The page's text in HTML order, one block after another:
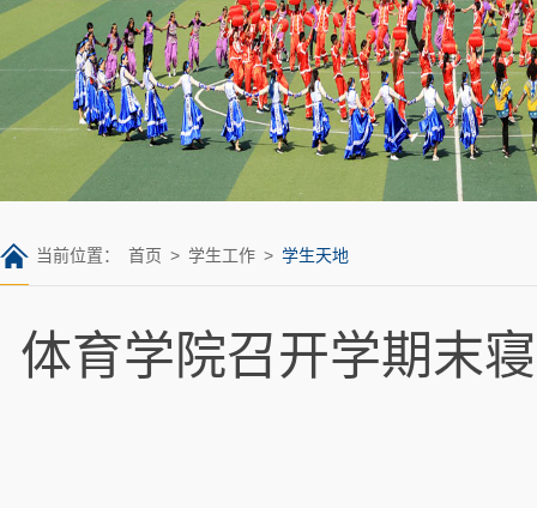
当前位置： 首页 > 学生工作 > 学生天地
体育学院召开学期末